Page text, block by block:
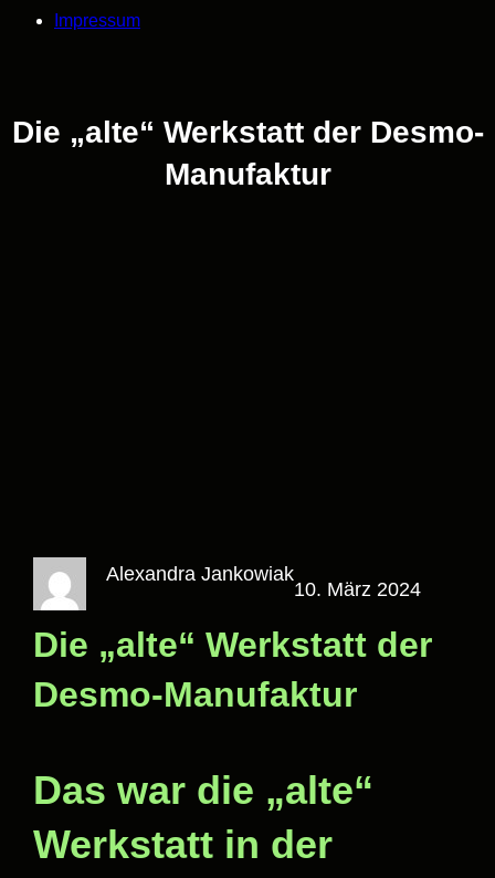
Impressum
Die „alte“ Werkstatt der Desmo-
Manufaktur
Alexandra Jankowiak
10. März 2024
Die „alte“ Werkstatt der
Desmo-Manufaktur
Das war die „alte“
Werkstatt in der